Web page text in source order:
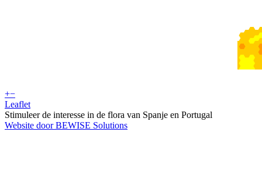
+−
Leaflet
Stimuleer de interesse in de flora van Spanje en Portugal
Website door BEWISE Solutions